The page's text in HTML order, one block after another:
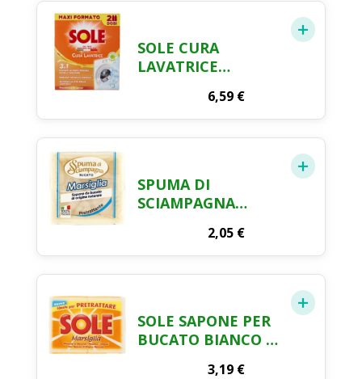
SOLE CURA
LAVATRICE
6,59 €
SPUMA DI
SCIAMPAGNA
LAUNDRY SOAP –
250 G
2,05 €
SOLE SAPONE PER
BUCATO BIANCO 2
3,19 €